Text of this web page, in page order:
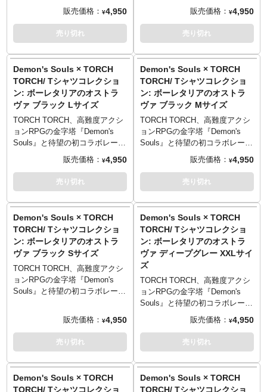
54cm／24cm）
XXLサイズ （81cm／63cm／
57cm／25cm）
TORCH TORCH OFFICIAL
SITE：https://torchtorch.jp/
© 2021 Sony Interactive
Entertainment Inc.
“Demonʼs Souls” is a trademark
of Sony Interactive
54cm／24cm）
XXLサイズ （81cm／63cm／
57cm／25cm）
TORCH TORCH OFFICIAL
SITE： https://torchtorch.jp/
© 2021 Sony Interactive
Entertainment Inc.
“Demonʼs Souls” is a trademark
of Sony Interactive
PRINTED IN TOKYO
■サイズ（着丈／身幅／肩幅／袖
丈）
Sサイズ （65cm／49cm／42cm
／19cm）
Mサイズ （69cm／52cm／46cm
／20cm）
Lサイズ （73cm／55cm／50cm
／22cm）
54cm／24cm）
XXLサイズ （81cm／63cm／
57cm／25cm）
TORCH TORCH OFFICIAL
SITE：https://torchtorch.jp/
© 2021 Sony Interactive
Entertainment Inc.
“Demonʼs Souls” is a trademark
of Sony Interactive
Entertainment Inc.
PRINTED IN TOKYO
■サイズ（着丈／身幅／肩幅／袖
丈）
Sサイズ （65cm／49cm／42cm
／19cm）
Mサイズ （69cm／52cm／46cm
／20cm）
Lサイズ （73cm／55cm／50cm
／22cm）
54cm／24cm）
XXLサイズ （81cm／63cm／
57cm／25cm）
TORCH TORCH OFFICIAL
SITE： https://torchtorch.jp/
© 2021 Sony Interactive
Entertainment Inc.
“Demonʼs Souls” is a trademark
of Sony Interactive
Entertainment Inc.
中のユニークな要素「ソウル傾
向」をモチーフにした刺繍が。
「白」「黒」の2種のどちらが付
す。遊び心あるギミックをお楽
しみください。
■イラストレーション: 芳川
■カラー: バニラホワイト、ヘザ
ーグレー、ブラック
■マテリアル: 綿100% 5.6oz ヘ
ビーウェイトボディ
※ヘザーグレーのみ、ポリエス
PRINTED IN TOKYO
■サイズ（着丈／身幅／肩幅／袖
丈）
Sサイズ （65cm／49cm／42cm
／19cm）
Mサイズ （69cm／52cm／46cm
／20cm）
Lサイズ （73cm／55cm／50cm
／22cm）
XXLサイズ （81cm／63cm／
57cm／25cm）
──────────────────
TORCH TORCH OFFICIAL
SITE：https://torchtorch.jp/
中のユニークな要素「ソウル傾
向」をモチーフにした刺繍が。
「白」「黒」の2種のどちらが付
す。遊び心あるギミックをお楽
しみください。
■イラストレーション: 芳川
■カラー: バニラホワイト、ヘザ
ーグレー、ブラック
■マテリアル: 綿100% 5.6oz ヘ
ビーウェイトボディ
※ヘザーグレーのみ、ポリエス
PRINTED IN TOKYO
■サイズ（着丈／身幅／肩幅／袖
丈）
Sサイズ （65cm／49cm／42cm
／19cm）
Mサイズ （69cm／52cm／46cm
／20cm）
Lサイズ （73cm／55cm／50cm
／22cm）
XLサイズ （77cm／58cm／
XXLサイズ （81cm／63cm／
57cm／25cm）
──────────────────
TORCH TORCH OFFICIAL
SITE：https://torchtorch.jp/
ョンが決定！人気キャラクター
をモチーフにしたTシャツ5型が
プレイヤーの行く先々に現れる
る出で立ちながら、どことなく
放っておけないオーラを放つ彼
の立ち姿を、イラストレータ
ー・瀧川虚至氏が緻密かつ美し
いペンタッチで描き下ろし。ル
ーンの剣と盾が、耽美な印象を
際立たせています。
中のユニークな要素「ソウル傾
向」をモチーフにした刺繍が。
「白」「黒」の2種のどちらが付
す。遊び心あるギミックをお楽
しみください。
■イラストレーション: 瀧川虚至
■カラー: バニラホワイト、ディ
ープグレー、ブラック
■マテリアル: 綿100% 5.6oz ヘ
ビーウェイトボディ
──────────────────
■サイズ（着丈／身幅／肩幅／袖
／19cm）
Mサイズ （69cm／52cm／46cm
販売価格： ¥4,950
売り切れ
ョンが決定！人気キャラクター
をモチーフにしたTシャツ5型が
プレイヤーの行く先々に現れる
る出で立ちながら、どことなく
放っておけないオーラを放つ彼
の立ち姿を、イラストレータ
ー・瀧川虚至氏が緻密かつ美し
いペンタッチで描き下ろし。ル
ーンの剣と盾が、耽美な印象を
際立たせています。
中のユニークな要素「ソウル傾
向」をモチーフにした刺繍が。
「白」「黒」の2種のどちらが付
す。遊び心あるギミックをお楽
しみください。
■イラストレーション: 瀧川虚至
■カラー: バニラホワイト、ディ
ープグレー、ブラック
■マテリアル: 綿100% 5.6oz ヘ
ビーウェイトボディ
PRINTED IN TOKYO
──────────────────
■サイズ（着丈／身幅／肩幅／袖
／19cm）
Mサイズ （69cm／52cm／46cm
販売価格： ¥4,950
売り切れ
Demon's Souls × TORCH
TORCH/ Tシャツコレクショ
ン: ボーレタリアのオストラ
ヴァ ブラック Lサイズ
TORCH TORCH、高難度アクシ
ョンRPGの金字塔『Demon's
Souls』と待望の初コラボレーシ
ョンが決定！人気キャラクター
をモチーフにしたTシャツ5型が
プレイヤーの行く先々に現れる
る出で立ちながら、どことなく
放っておけないオーラを放つ彼
の立ち姿を、イラストレータ
ー・瀧川虚至氏が緻密かつ美し
いペンタッチで描き下ろし。ル
ーンの剣と盾が、耽美な印象を
際立たせています。
向」をモチーフにした刺繍が。
「白」「黒」の2種のどちらが付
くのかはランダムとなっていま
しみください。
■イラストレーション: 瀧川虚至
販売価格： ¥4,950
売り切れ
Demon's Souls × TORCH
TORCH/ Tシャツコレクショ
ン: ボーレタリアのオストラ
ヴァ ブラック Mサイズ
TORCH TORCH、高難度アクシ
ョンRPGの金字塔『Demon's
Souls』と待望の初コラボレーシ
ョンが決定！人気キャラクター
をモチーフにしたTシャツ5型が
プレイヤーの行く先々に現れる
る出で立ちながら、どことなく
放っておけないオーラを放つ彼
の立ち姿を、イラストレータ
ー・瀧川虚至氏が緻密かつ美し
いペンタッチで描き下ろし。ル
ーンの剣と盾が、耽美な印象を
際立たせています。
全モデルの袖部分には、ゲーム
向」をモチーフにした刺繍が。
「白」「黒」の2種のどちらが付
くのかはランダムとなっていま
しみください。
■イラストレーション: 瀧川虚至
販売価格： ¥4,950
売り切れ
Demon's Souls × TORCH
TORCH/ Tシャツコレクショ
ン: ボーレタリアのオストラ
ヴァ ブラック Sサイズ
TORCH TORCH、高難度アクシ
ョンRPGの金字塔『Demon's
Souls』と待望の初コラボレーシ
をモチーフにしたTシャツ5型が
プレイヤーの行く先々に現れる
若い騎士「ボーレタリアのオス
る出で立ちながら、どことなく
放っておけないオーラを放つ彼
販売価格： ¥4,950
売り切れ
Demon's Souls × TORCH
TORCH/ Tシャツコレクショ
ン: ボーレタリアのオストラ
ヴァ ディープグレー XXLサイ
ズ
TORCH TORCH、高難度アクシ
ョンRPGの金字塔『Demon's
Souls』と待望の初コラボレーシ
ョンが決定！人気キャラクター
をモチーフにしたTシャツ5型が
プレイヤーの行く先々に現れる
る出で立ちながら、どことなく
販売価格： ¥4,950
売り切れ
Demon's Souls × TORCH
TORCH/ Tシャツコレクショ
Demon's Souls × TORCH
TORCH/ Tシャツコレクショ